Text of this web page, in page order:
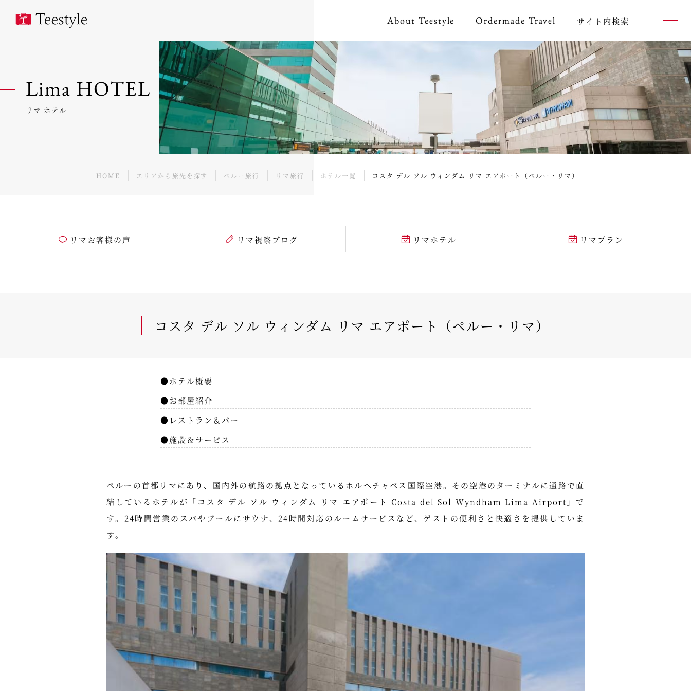
About Teestyle Ordermade Travel サイト内検索
Lima HOTEL
リマ ホテル
HOME エリアから旅先を探す ペルー旅行 リマ旅行 ホテル一覧 コスタ デル ソル ウィンダム リマ エアポート（ペルー・リマ）
リマお客様の声 リマ視察ブログ リマホテル リマプラン
コスタ デル ソル ウィンダム リマ エアポート（ペルー・リマ）
●ホテル概要
●お部屋紹介
●レストラン＆バー
●施設＆サービス
ペルーの首都リマにあり、国内外の航路の拠点となっているホルヘチャベス国際空港。その空港のターミナルに通路で直
結しているホテルが「コスタ デル ソル ウィンダム リマ エアポート Costa del Sol Wyndham Lima Airport」で
す。24時間営業のスパやプールにサウナ、24時間対応のルームサービスなど、ゲストの便利さと快適さを提供していま
す。